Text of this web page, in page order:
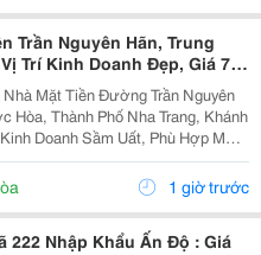
Trần Nguyên Hãn, Trung
Trí Kinh Doanh Đẹp, Giá 7,4
Mặt Tiền Đường Trần Nguyên
Hòa, Thành Phố Nha Trang, Khánh
Doanh Sầm Uất, Phù Hợp Mở
Showroom Hoặc Đầu Tư Cho
Thuê Lâu Dài. Thông Tin Chi Tiết. - Địa Chỉ: Số...1 giờ trước
222 Nhập Khẩu Ấn Độ : Giá